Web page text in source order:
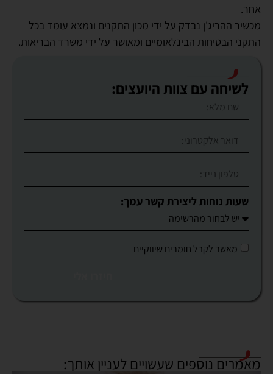
לשיחה עם צוות היועצים:
שעות נוחות ליצירת קשר עמך:
מאשר לקבל חומרים שיווקיים
אחר.
מכשיר ההריג'ן נבדק על ידי מכון התקנים ונמצא עומד בכל
התקני הבטיחות הבינלאומיים ומאושר על ידי משרד הבריאות.
מאמרים נוספים שעשויים לעניין אותך: